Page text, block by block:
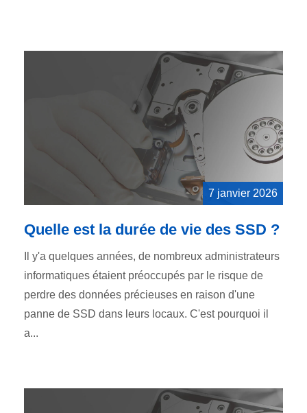
7 janvier 2026
Quelle est la durée de vie des SSD ?
Il y'a quelques années, de nombreux administrateurs
informatiques étaient préoccupés par le risque de
perdre des données précieuses en raison d'une
panne de SSD dans leurs locaux. C'est pourquoi il
a...